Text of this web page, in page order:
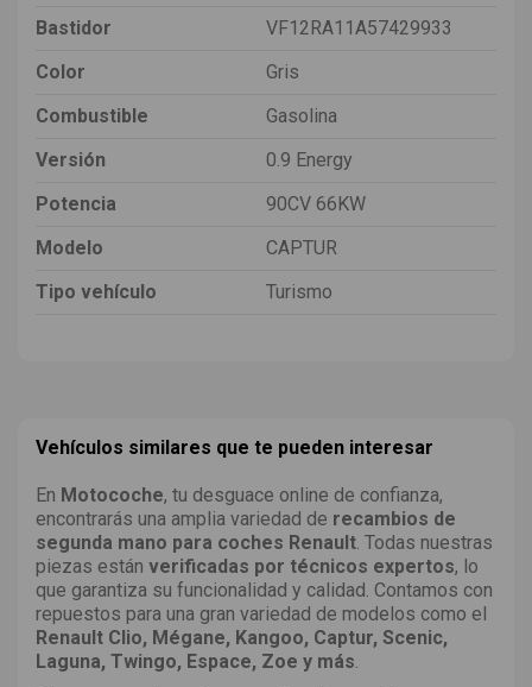
Bastidor
VF12RA11A57429933
Color
Gris
Combustible
Gasolina
Versión
0.9 Energy
Potencia
90CV 66KW
Modelo
CAPTUR
Tipo vehículo
Turismo
Vehículos similares que te pueden interesar
En Motocoche, tu desguace online de confianza,
encontrarás una amplia variedad de recambios de
segunda mano para coches Renault . Todas nuestras
piezas están verificadas por técnicos expertos, lo
que garantiza su funcionalidad y calidad. Contamos con
repuestos para una gran variedad de modelos como el
Renault Clio, Mégane, Kangoo, Captur, Scenic,
Laguna, Twingo, Espace, Zoe y más